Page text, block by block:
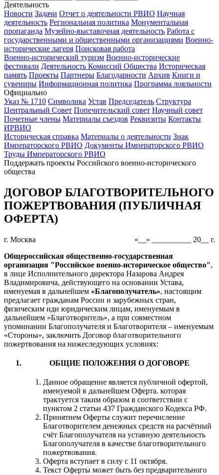
Деятельность
Новости Задачи Отчет о деятельности РВИО Научная
деятельность Региональная политика Монументальная
пропаганда Музейно-выставочная деятельность Работа с
государственными и общественными организациями Военно-
исторические лагеря Поисковая работа
Военно-исторический туризм Военно-исторические
фестивали Деятельность Комиссий Общества Историческая
память Проекты Партнеры Благодарности Архив Книги и
сувениры Информационная политика Программа лояльности
Официально
Указ № 1710 Символика Устав Председатель Структура
Центральный Совет Попечительский совет Научный совет
Почетные члены Материалы съездов Реквизиты Контакты
ИРВИО
Историческая справка Материалы о деятельности Знак
Императорского РВИО Документы Императорского РВИО
Труды Императорского РВИО
Поддержать проекты Российского военно-исторического
общества
ДОГОВОР БЛАГОТВОРИТЕЛЬНОГО
ПОЖЕРТВОВАНИЯ (ПУБЛИЧНАЯ
ОФЕРТА)
г. Москва
«__» __________ 20__ г.
Общероссийская общественно-государственная
организация "Российское военно-историческое общество",
в лице Исполнительного директора Назарова Андрея
Владимировича, действующего на основании Устава,
именуемая в дальнейшем «Благополучатель», настоящим
предлагает гражданам России и зарубежных стран,
физическим иди юридическим лицам, именуемым в
дальнейшем «Благотворитель», а при совместном
упоминании Благополучателя и Благотворителя – именуемым
«Стороны», заключить Договор благотворительного
пожертвования на нижеследующих условиях:
ОБЩИЕ ПОЛОЖЕНИЯ О ДОГОВОРЕ
Данное обращение является публичной офертой,
именуемой в дальнейшем Оферта. которая
трактуется таким образом в соответствии с
пунктом 2 статьи 437 Гражданского Кодекса РФ.
Принятием Оферты служит перечисление
Благотворителем денежных средств на расчётный
счёт Благополучателя на уставную деятельность
Благополучателя в качестве благотворительного
пожертвования.
Оферта вступает в силу с 11 октября.
Текст Оферты может быть без предварительного